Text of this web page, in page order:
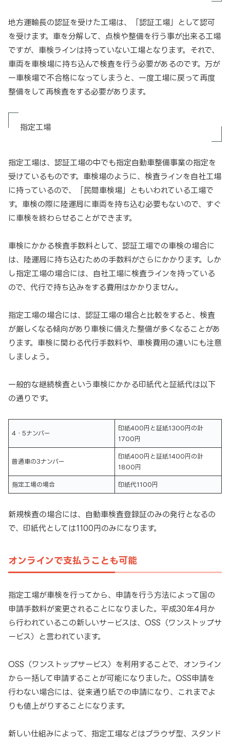
地方運輸長の認証を受けた工場は、「認証工場」として認可
を受けます。車を分解して、点検や整備を行う事が出来る工場
ですが、車検ラインは持っていない工場となります。それで、
車両を車検場に持ち込んで検査を行う必要があるのです。万が
一車検場で不合格になってしまうと、一度工場に戻って再度
整備をして再検査をする必要があります。
指定工場
指定工場は、認証工場の中でも指定自動車整備事業の指定を
受けているものです。車検場のように、検査ラインを自社工場
に持っているので、「民間車検場」ともいわれている工場で
す。車検の際に陸運局に車両を持ち込む必要もないので、すぐ
に車検を終わらせることができます。
車検にかかる検査手数料として、認証工場での車検の場合に
は、陸運局に持ち込むための手数料がさらにかかります。しか
し指定工場の場合には、自社工場に検査ラインを持っている
ので、代行で持ち込みをする費用はかかりません。
指定工場の場合には、認証工場の場合と比較をすると、検査
が厳しくなる傾向があり車検に備えた整備が多くなることがあ
ります。車検に関わる代行手数料や、車検費用の違いにも注意
しましょう。
一般的な継続検査という車検にかかる印紙代と証紙代は以下
の通りです。
4・5ナンバー
印紙400円と証紙1300円の計
1700円
普通車の3ナンバー
印紙400円と証紙1400円の計
1800円
指定工場の場合 印紙代1100円
新規検査の場合には、自動車検査登録証のみの発行となるの
で、印紙代としては1100円のみになります。
オンラインで支払うことも可能
指定工場が車検を行ってから、申請を行う方法によって国の
申請手数料が変更されることになりました。平成30年4月か
ら行われているこの新しいサービスは、OSS（ワンストップサ
ービス）と言われています。
OSS（ワンストップサービス）を利用することで、オンライン
から一括して申請することが可能になりました。OSS申請を
行わない場合には、従来通り紙での申請になり、これまでよ
りも値上がりすることになります。
新しい仕組みによって、指定工場などはブラウザ型、スタンド